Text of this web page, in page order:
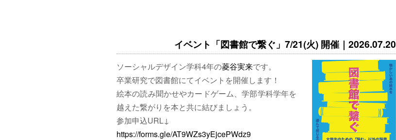
イベント「図書館で繋ぐ」7/21(火) 開催｜2026.07.20
ソーシャルデザイン学科4年の菱谷実来です。
卒業研究で図書館にてイベントを開催します！
絵本の読み聞かせやカードゲーム、学部学科学年を
越えた繋がりを本と共に結びましょう。
参加申込URL↓
https://forms.gle/AT9WZs3yEjcePWdz9